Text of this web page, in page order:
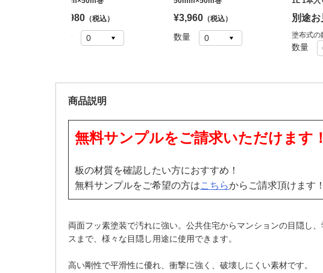
¥1,980 （税込）
数量
¥3,960 （税込）
数量
別途
塗布式の
数量
商品説明
無料サンプルをご請求いただけます！
板の材質を確認したい方におすすめ！
無料サンプルをご希望の方はこちらからご請求頂けます！
両面フッ素塗装で汚れに強い。公共住宅からマンションの目隠し
スまで、様々な目隠し用途に使用できます。
高い剛性で平滑性に優れ、衝撃に強く、破壊しにくい素材です。